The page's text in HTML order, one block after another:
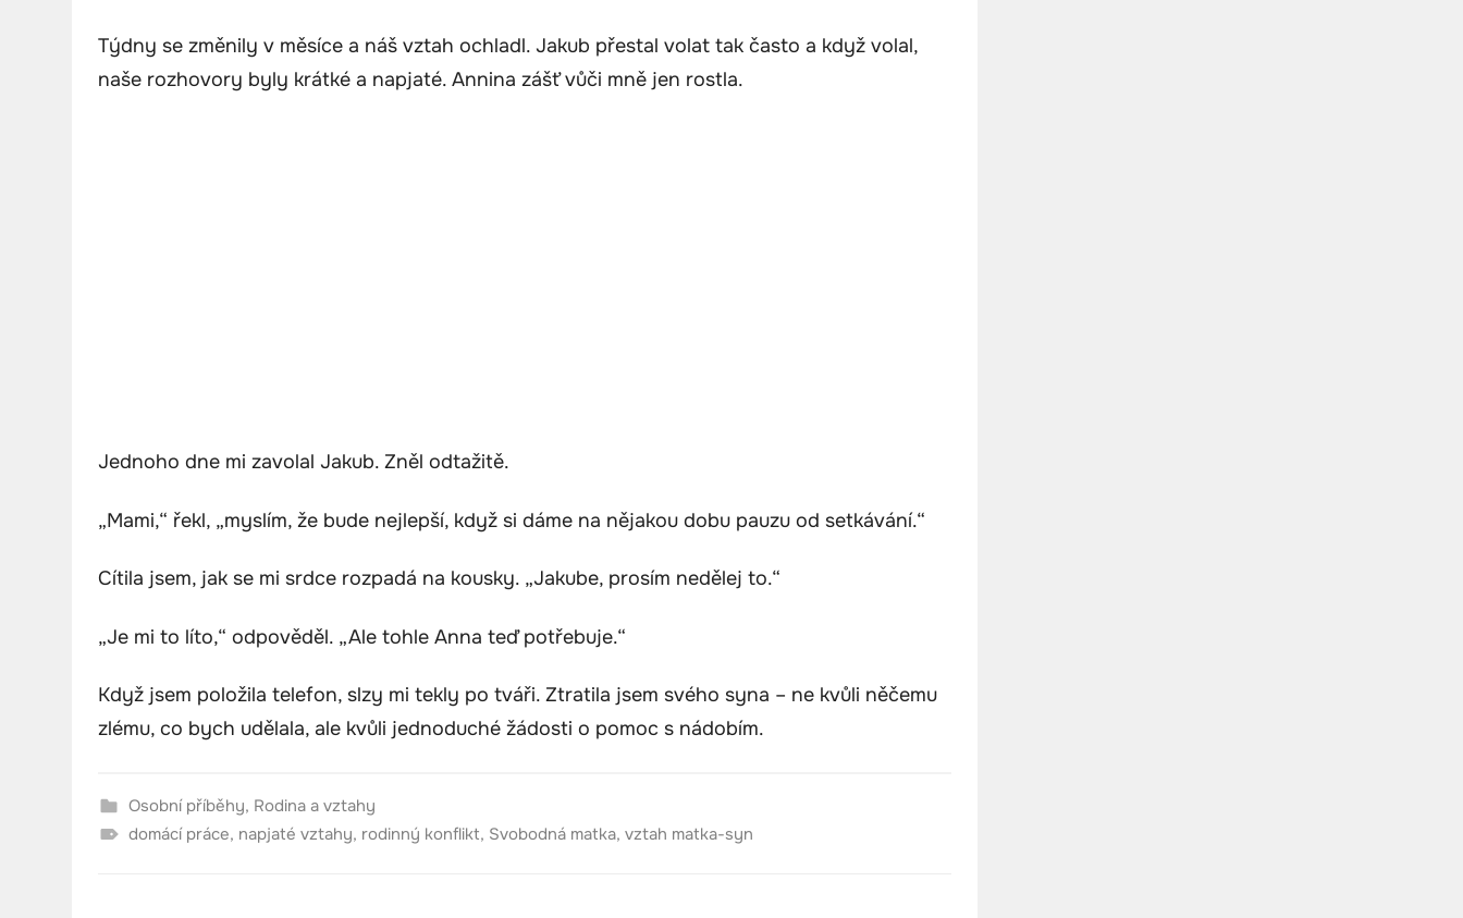
Týdny se změnily v měsíce a náš vztah ochladl. Jakub přestal volat tak často a když volal,
naše rozhovory byly krátké a napjaté. Annina zášť vůči mně jen rostla.
Jednoho dne mi zavolal Jakub. Zněl odtažitě.
„Mami,“ řekl, „myslím, že bude nejlepší, když si dáme na nějakou dobu pauzu od setkávání.“
Cítila jsem, jak se mi srdce rozpadá na kousky. „Jakube, prosím nedělej to.“
„Je mi to líto,“ odpověděl. „Ale tohle Anna teď potřebuje.“
Když jsem položila telefon, slzy mi tekly po tváři. Ztratila jsem svého syna – ne kvůli něčemu
zlému, co bych udělala, ale kvůli jednoduché žádosti o pomoc s nádobím.
Osobní příběhy, Rodina a vztahy
domácí práce, napjaté vztahy, rodinný konflikt, Svobodná matka, vztah matka-syn